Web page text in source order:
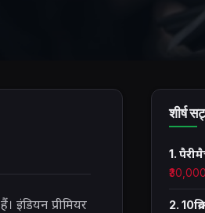
इंडियन प्रीमियर
शीर्ष
1.
2.